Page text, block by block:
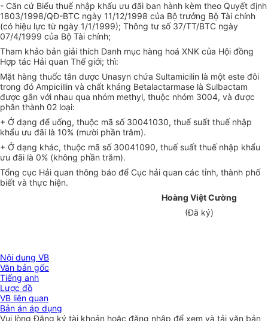
- Căn cứ Biểu thuế nhập khẩu ưu đãi ban hành kèm theo Quyết định
1803/1998/QĐ-BTC ngày 11/12/1998 của Bộ trưởng Bộ Tài chính
(có hiệu lực từ ngày 1/1/1999); Thông tư số 37/TT/BTC ngày
07/4/1999 của Bộ Tài chính;
Tham khảo bản giải thích Danh mục hàng hoá XNK của Hội đồng
Hợp tác Hải quan Thế giới; thì:
Mặt hàng thuốc tân dược Unasyn chứa Sultamicilin là một este đôi
trong đó Ampicillin và chất kháng Betalactarmase là Sulbactam
được gắn với nhau qua nhóm methyl, thuộc nhóm 3004, và được
phân thành 02 loại:
+ Ở dạng để uống, thuộc mã số 30041030, thuế suất thuế nhập
khẩu ưu đãi là 10% (mười phần trăm).
+ Ở dạng khác, thuộc mã số 30041090, thuế suất thuế nhập khẩu
ưu đãi là 0% (không phần trăm).
Tổng cục Hải quan thông báo để Cục hải quan các tỉnh, thành phố
biết và thực hiện.
Hoàng Việt Cường
(Đã ký)
Nội dung VB
Văn bản gốc
Tiếng anh
Lược đồ
VB liên quan
Bản án áp dụng
Vui lòngĐăng ký tài khoản hoặc đăng nhập để xem và tải văn bản